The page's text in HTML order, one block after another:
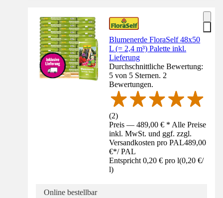
Blumenerde FloraSelf 48x50
L (= 2,4 m³) Palette inkl.
Lieferung
Durchschnittliche Bewertung:
5 von 5 Sternen. 2
Bewertungen.
(2)
Preis — 489,00 € * Alle Preise
inkl. MwSt. und ggf. zzgl.
Versandkosten pro PAL489,00
€*/ PAL
Entspricht 0,20 € pro l(0,20 €/
l)
Online bestellbar